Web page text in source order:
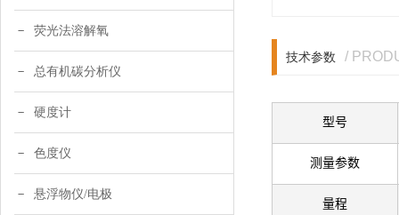
荧光法溶解氧
总有机碳分析仪
硬度计
色度仪
悬浮物仪/电极
技术参数 /
型号
测量参数
量程